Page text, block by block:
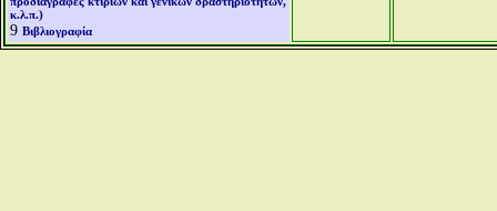
κ.λ.π.)
9 Βιβλιογραφία